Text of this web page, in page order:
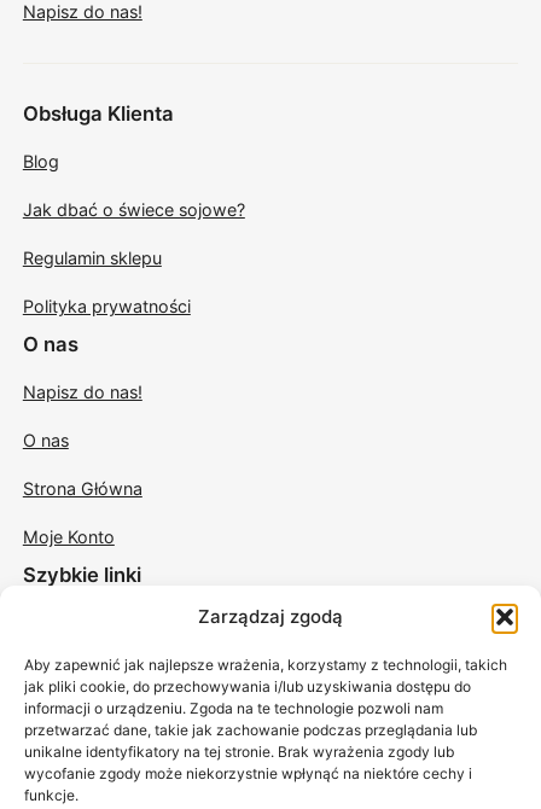
Zarządzaj zgodą
Aby zapewnić jak najlepsze wrażenia, korzystamy z technologii, takich
jak pliki cookie, do przechowywania i/lub uzyskiwania dostępu do
informacji o urządzeniu. Zgoda na te technologie pozwoli nam
przetwarzać dane, takie jak zachowanie podczas przeglądania lub
unikalne identyfikatory na tej stronie. Brak wyrażenia zgody lub
wycofanie zgody może niekorzystnie wpłynąć na niektóre cechy i
funkcje.
Napisz do nas!
Obsługa Klienta
Blog
Jak dbać o świece sojowe?
Regulamin sklepu
Polityka prywatności
O nas
Napisz do nas!
O nas
Strona Główna
Moje Konto
Szybkie linki
Świece odlewane
Świece sojowe do masażu
Akcesoria